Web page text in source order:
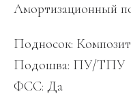
Амортизационный
Подносок:
Подошва: ПУ/ТПУ
ФСС: Да